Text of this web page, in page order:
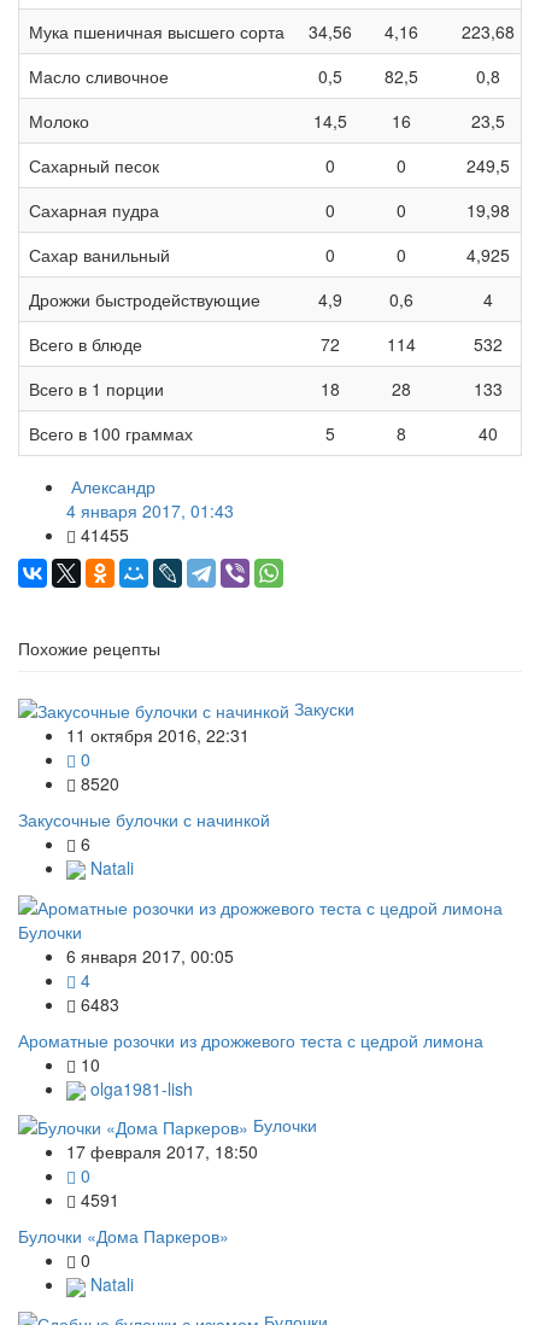
Мука пшеничная высшего сорта
34,56 4,16
223,68
Масло сливочное
0,5 82,5
0,8
Молоко
14,5 16
23,5
Сахарный песок
0 0
249,5
Сахарная пудра
0 0
19,98
Сахар ванильный
0 0
4,925
Дрожжи быстродействующие
4,9 0,6
4
Всего в блюде
72 114
532
Всего в 1 порции
18 28
133
Всего в 100 граммах
5 8 40
Александр
4 января 2017, 01:43
41455
Похожие рецепты
Закуски
11 октября 2016, 22:31
0
8520
Закусочные булочки с начинкой
6
Natali
Булочки
6 января 2017, 00:05
4
6483
Ароматные розочки из дрожжевого теста с цедрой лимона
10
olga1981-lish
Булочки
17 февраля 2017, 18:50
0
4591
Булочки «Дома Паркеров»
0
Natali